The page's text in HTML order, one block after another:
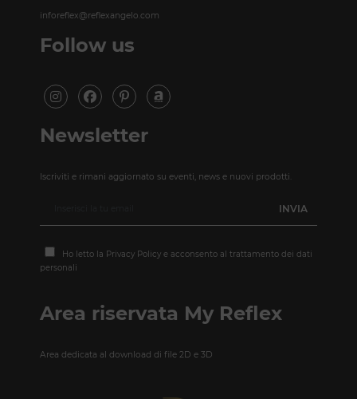
inforeflex@reflexangelo.com
Follow us
Newsletter
Iscriviti e rimani aggiornato su eventi, news e nuovi prodotti.
Ho letto la Privacy Policy e acconsento al trattamento dei dati
personali
Area riservata My Reflex
Area dedicata al download di file 2D e 3D